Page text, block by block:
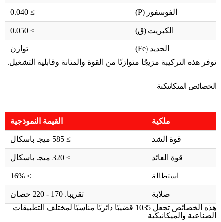
الفوسفور (P) ≥ 0.040
الكبريت (ق) ≥ 0.050
الحديد (Fe)
توازن
توفر هذه التركيبة مزيجًا متوازنًا من القوة والمتانة وقابلية التشغيل.
الخصائص الميكانيكية
ملكية القيمة النموذجية
قوة الشد ≥ 585 ميجا باسكال
قوة العائد ≥ 320 ميجا باسكال
استطالة ≥ 16%
صلابة
تقريبا. 170 - 220 حصان
هذه الخصائص تجعل 1035 قضيبًا دائريًا مناسبًا لمختلف التطبيقات
الصناعية والميكانيكية.